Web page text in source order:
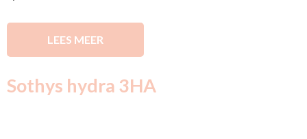
LEES MEER
Sothys hydra 3HA